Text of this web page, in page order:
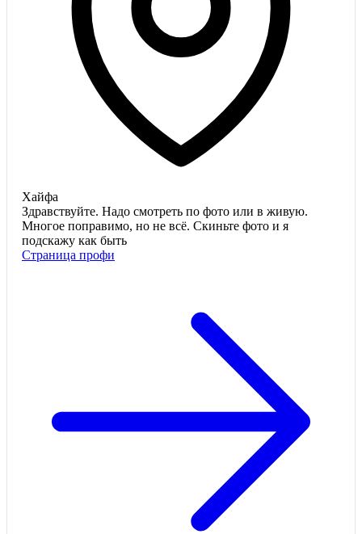
Хайфа
Здравствуйте. Надо смотреть по фото или в живую.
Многое поправимо, но не всё. Скиньте фото и я
подскажу как быть
Страница профи